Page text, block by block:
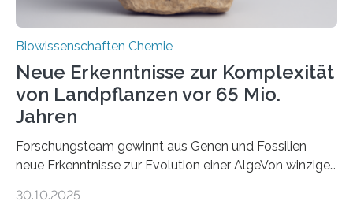
Biowissenschaften Chemie
Neue Erkenntnisse zur Komplexität
von Landpflanzen vor 65 Mio.
Jahren
Forschungsteam gewinnt aus Genen und Fossilien
neue Erkenntnisse zur Evolution einer AlgeVon winzigen
Landpflanzen zählen zu den komplexesten
30.10.2025